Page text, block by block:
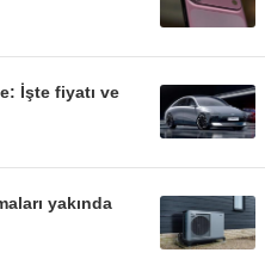
İşte fiyatı ve
yakında